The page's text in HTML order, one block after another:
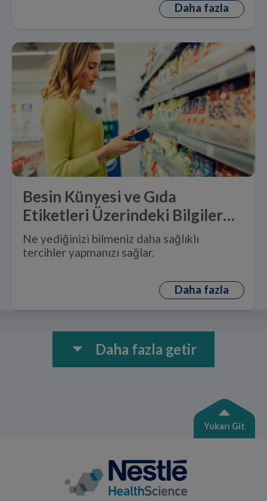
Daha fazla
Besin Künyesi ve Gıda
Etiketleri Üzerindeki Bilgiler
Ne Anlama Gelir?
Ne yediğinizi bilmeniz daha sağlıklı
tercihler yapmanızı sağlar.
Daha fazla
Daha fazla getir
Yukarı Git